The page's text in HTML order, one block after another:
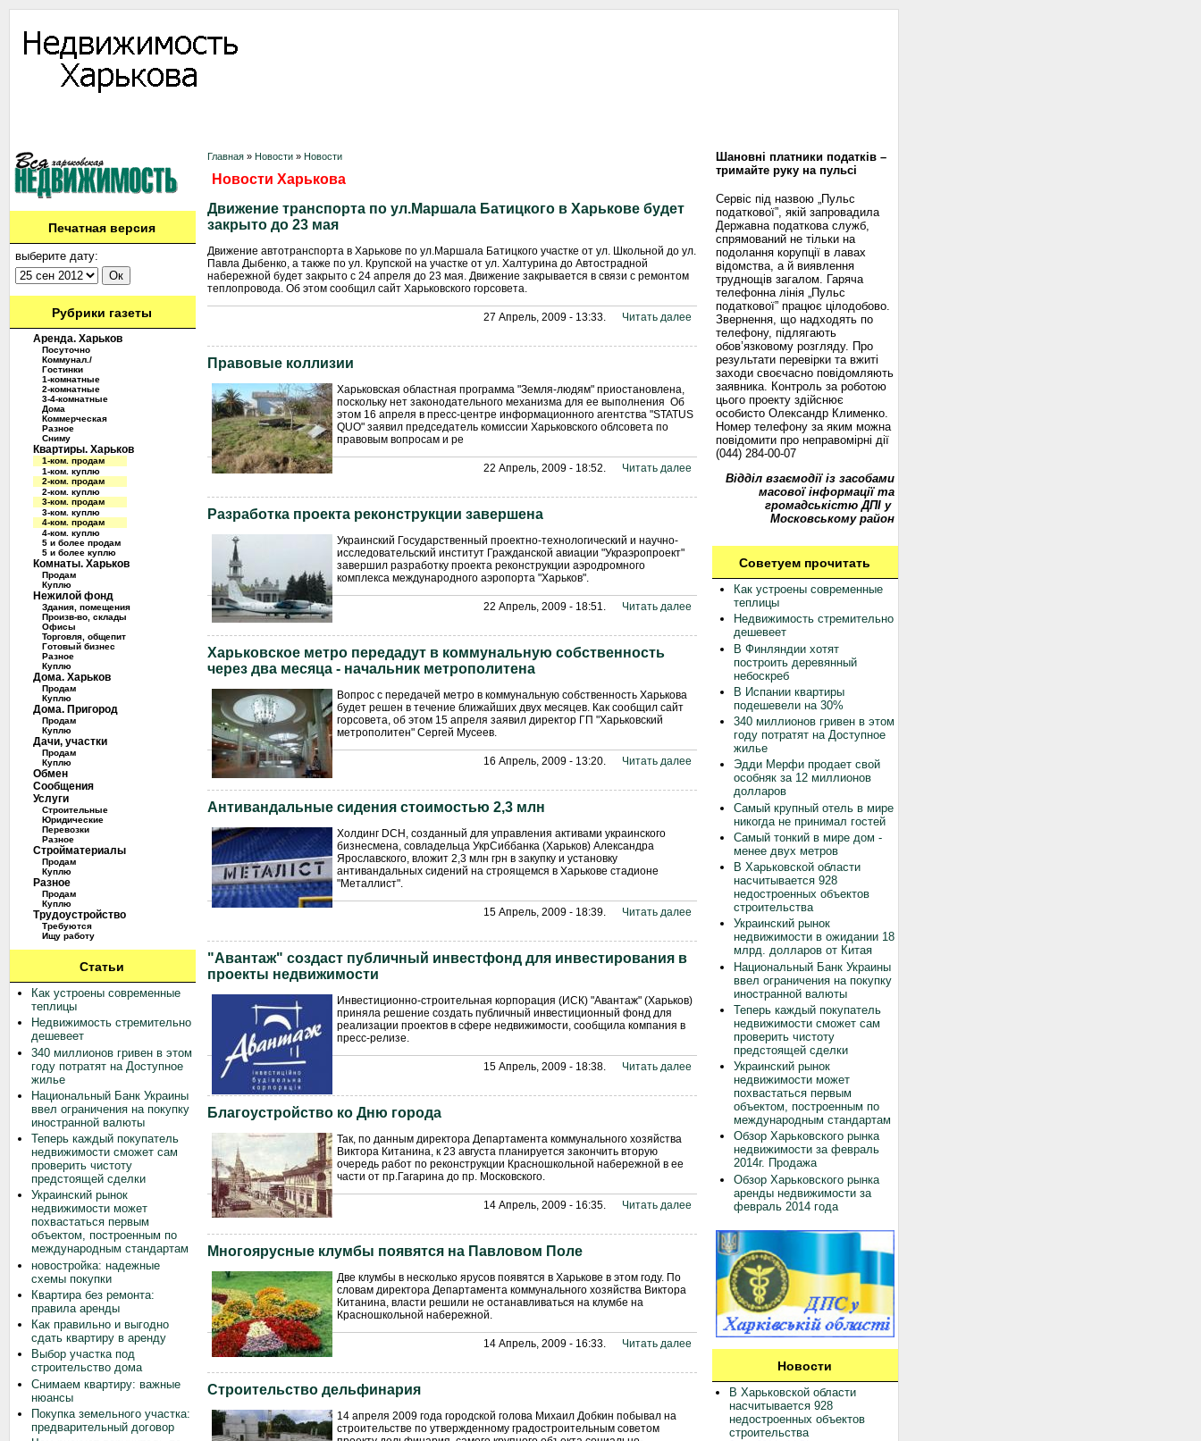
Печатная версия
выберите дату:
Рубрики газеты
Аренда. Харьков
Посуточно
Коммунал./
Гостинки
1-комнатные
2-комнатные
3-4-комнатные
Дома
Коммерческая
Разное
Сниму
Квартиры. Харьков
1-ком. продам
1-ком. куплю
2-ком. продам
2-ком. куплю
3-ком. продам
3-ком. куплю
4-ком. продам
4-ком. куплю
5 и более продам
5 и более куплю
Комнаты. Харьков
Продам
Куплю
Нежилой фонд
Здания, помещения
Произв-во, склады
Офисы
Торговля, общепит
Готовый бизнес
Разное
Куплю
Дома. Харьков
Продам
Куплю
Дома. Пригород
Продам
Куплю
Дачи, участки
Продам
Куплю
Обмен
Сообщения
Услуги
Строительные
Юридические
Перевозки
Разное
Стройматериалы
Продам
Куплю
Разное
Продам
Куплю
Трудоустройство
Требуются
Ищу работу
Статьи
Как устроены современные
теплицы
Недвижимость стремительно
дешевеет
340 миллионов гривен в этом
году потратят на Доступное
жилье
Национальный Банк Украины
ввел ограничения на покупку
иностранной валюты
Теперь каждый покупатель
недвижимости сможет сам
проверить чистоту
предстоящей сделки
Украинский рынок
недвижимости может
похвастаться первым
объектом, построенным по
международным стандартам
новостройка: надежные
схемы покупки
Квартира без ремонта:
правила аренды
Как правильно и выгодно
сдать квартиру в аренду
Выбор участка под
строительство дома
Снимаем квартиру: важные
нюансы
Покупка земельного участка:
предварительный договор
Главная » Новости » Новости
Новости Харькова
Движение транспорта по ул.Маршала Батицкого в Харькове будет
закрыто до 23 мая
Движение автотранспорта в Харькове по ул.Маршала Батицкого участке от ул. Школьной до ул.
Павла Дыбенко, а также по ул. Крупской на участке от ул. Халтурина до Автострадной
набережной будет закрыто с 24 апреля до 23 мая. Движение закрывается в связи с ремонтом
теплопровода. Об этом сообщил сайт Харьковского горсовета.
27 Апрель, 2009 - 13:33. Читать далее
Правовые коллизии
Харьковская областная программа "Земля-людям" приостановлена,
поскольку нет законодательного механизма для ее выполнения Об
этом 16 апреля в пресс-центре информационного агентства "STATUS
QUO" заявил председатель комиссии Харьковского облсовета по
правовым вопросам и ре
22 Апрель, 2009 - 18:52. Читать далее
Разработка проекта реконструкции завершена
Украинский Государственный проектно-технологический и научно-
исследовательский институт Гражданской авиации "Украэропроект"
завершил разработку проекта реконструкции аэродромного
комплекса международного аэропорта "Харьков".
22 Апрель, 2009 - 18:51. Читать далее
Харьковское метро передадут в коммунальную собственность
через два месяца - начальник метрополитена
Вопрос с передачей метро в коммунальную собственность Харькова
будет решен в течение ближайших двух месяцев. Как сообщил сайт
горсовета, об этом 15 апреля заявил директор ГП "Харьковский
метрополитен" Сергей Мусеев.
16 Апрель, 2009 - 13:20. Читать далее
Антивандальные сидения стоимостью 2,3 млн
Холдинг DCH, созданный для управления активами украинского
бизнесмена, совладельца УкрСиббанка (Харьков) Александра
Ярославского, вложит 2,3 млн грн в закупку и установку
антивандальных сидений на строящемся в Харькове стадионе
"Металлист".
15 Апрель, 2009 - 18:39. Читать далее
"Авантаж" создаст публичный инвестфонд для инвестирования в
проекты недвижимости
Инвестиционно-строительная корпорация (ИСК) "Авантаж" (Харьков)
приняла решение создать публичный инвестиционный фонд для
реализации проектов в сфере недвижимости, сообщила компания в
пресс-релизе.
15 Апрель, 2009 - 18:38. Читать далее
Благоустройство ко Дню города
Так, по данным директора Департамента коммунального хозяйства
Виктора Китанина, к 23 августа планируется закончить вторую
очередь работ по реконструкции Красношкольной набережной в ее
части от пр.Гагарина до пр. Московского.
14 Апрель, 2009 - 16:35. Читать далее
Многоярусные клумбы появятся на Павловом Поле
Две клумбы в несколько ярусов появятся в Харькове в этом году. По
словам директора Департамента коммунального хозяйства Виктора
Китанина, власти решили не останавливаться на клумбе на
Красношкольной набережной.
14 Апрель, 2009 - 16:33. Читать далее
Строительство дельфинария
14 апреля 2009 года городской голова Михаил Добкин побывал на
строительстве по утвержденному градостроительным советом
Шановні платники податків –
тримайте руку на пульсі
Сервіс під назвою „Пульс
податкової”, якій запровадила
Державна податкова служб,
спрямований не тільки на
подолання корупції в лавах
відомства, а й виявлення
труднощів загалом. Гаряча
телефонна лінія „Пульс
податкової” працює цілодобово.
Звернення, що надходять по
телефону, підлягають
обов’язковому розгляду. Про
результати перевірки та вжиті
заходи своєчасно повідомляють
заявника. Контроль за роботою
цього проекту здійснює
особисто Олександр Клименко.
Номер телефону за яким можна
повідомити про неправомірні дії
(044) 284-00-07
Відділ взаємодії із засобами
масової інформації та
громадськістю ДПІ у
Московському район
Советуем прочитать
Как устроены современные
теплицы
Недвижимость стремительно
дешевеет
В Финляндии хотят
построить деревянный
небоскреб
В Испании квартиры
подешевели на 30%
340 миллионов гривен в этом
году потратят на Доступное
жилье
Эдди Мерфи продает свой
особняк за 12 миллионов
долларов
Самый крупный отель в мире
никогда не принимал гостей
Самый тонкий в мире дом -
менее двух метров
В Харьковской области
насчитывается 928
недостроенных объектов
строительства
Украинский рынок
недвижимости в ожидании 18
млрд. долларов от Китая
Национальный Банк Украины
ввел ограничения на покупку
иностранной валюты
Теперь каждый покупатель
недвижимости сможет сам
проверить чистоту
предстоящей сделки
Украинский рынок
недвижимости может
похвастаться первым
объектом, построенным по
международным стандартам
Обзор Харьковского рынка
недвижимости за февраль
2014г. Продажа
Обзор Харьковского рынка
аренды недвижимости за
февраль 2014 года
Новости
В Харьковской области
насчитывается 928
недостроенных объектов
строительства